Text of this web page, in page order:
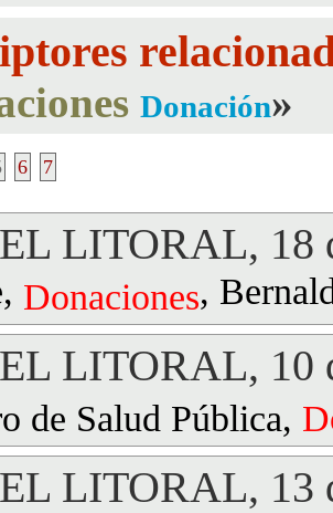
Donación»
6 7
EL LITORAL, 18
Donaciones,
EL LITORAL, 10
de Salud Pública,
EL LITORAL, 13